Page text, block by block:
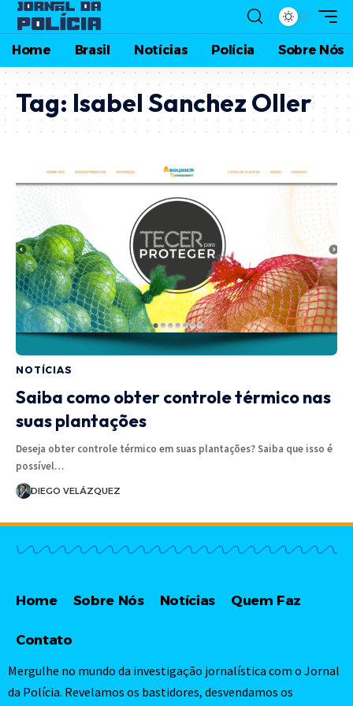
Home Brasil Notícias Polícia Sobre Nós
Tag: Isabel Sanchez Oller
NOTÍCIAS
Saiba como obter controle térmico nas
suas plantações
Deseja obter controle térmico em suas plantações? Saiba que isso é
possível…
DIEGO VELÁZQUEZ
Home Sobre Nós Notícias Quem Faz
Contato
Mergulhe no mundo da investigação jornalística com o Jornal
da Polícia. Revelamos os bastidores, desvendamos os